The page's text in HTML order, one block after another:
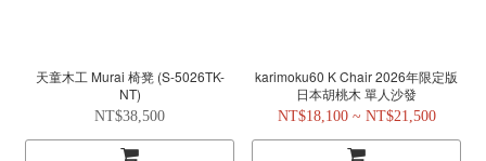
天童木工 Murai 椅凳 (S-5026TK-
NT)
NT$38,500
karimoku60 K Chair 2026年限定版
日本胡桃木 單人沙發
NT$18,100 ~ NT$21,500